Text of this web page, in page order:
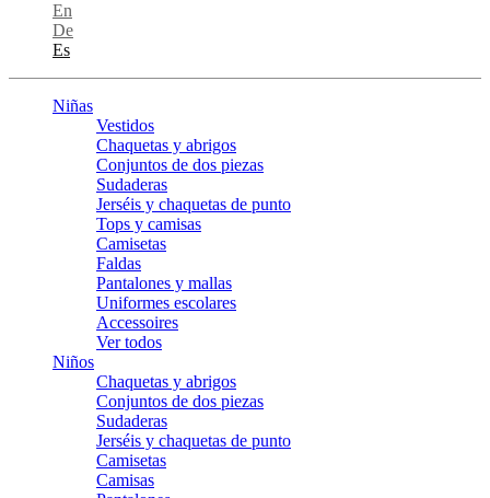
En
De
Es
Niñas
Vestidos
Chaquetas y abrigos
Conjuntos de dos piezas
Sudaderas
Jerséis y chaquetas de punto
Tops y camisas
Camisetas
Faldas
Pantalones y mallas
Uniformes escolares
Accessoires
Ver todos
Niños
Chaquetas y abrigos
Conjuntos de dos piezas
Sudaderas
Jerséis y chaquetas de punto
Camisetas
Camisas